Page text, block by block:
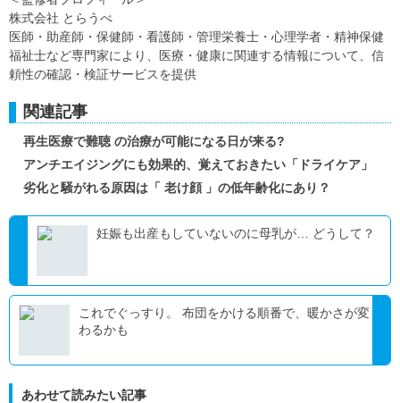
株式会社 とらうべ
医師・助産師・保健師・看護師・管理栄養士・心理学者・精神保健
福祉士など専門家により、医療・健康に関連する情報について、信
頼性の確認・検証サービスを提供
関連記事
再生医療で難聴 の治療が可能になる日が来る?
アンチエイジングにも効果的、覚えておきたい「ドライケア」
劣化と騒がれる原因は「 老け顔 」の低年齢化にあり？
妊娠も出産もしていないのに母乳が… どうして？
これでぐっすり。 布団をかける順番で、暖かさが変
わるかも
あわせて読みたい記事